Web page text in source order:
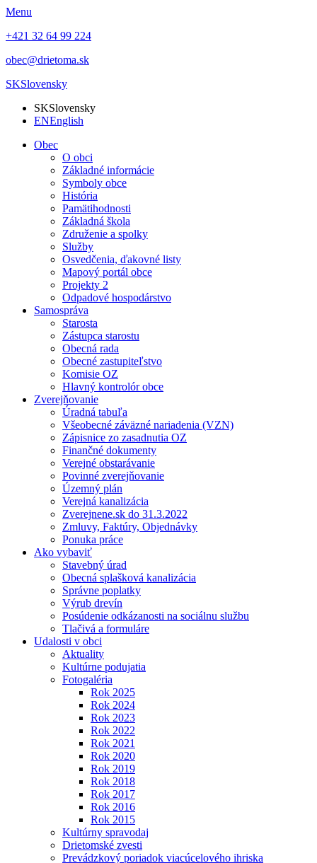
Menu
+421 32 64 99 224
obec@drietoma.sk
SKSlovensky
SKSlovensky
ENEnglish
Obec
O obci
Základné informácie
Symboly obce
História
Pamätihodnosti
Základná škola
Združenie a spolky
Služby
Osvedčenia, ďakovné listy
Mapový portál obce
Projekty 2
Odpadové hospodárstvo
Samospráva
Starosta
Zástupca starostu
Obecná rada
Obecné zastupiteľstvo
Komisie OZ
Hlavný kontrolór obce
Zverejňovanie
Úradná tabuľa
Všeobecné záväzné nariadenia (VZN)
Zápisnice zo zasadnutia OZ
Finančné dokumenty
Verejné obstarávanie
Povinné zverejňovanie
Územný plán
Verejná kanalizácia
Zverejnene.sk do 31.3.2022
Zmluvy, Faktúry, Objednávky
Ponuka práce
Ako vybaviť
Stavebný úrad
Obecná splašková kanalizácia
Správne poplatky
Výrub drevín
Posúdenie odkázanosti na sociálnu službu
Tlačivá a formuláre
Udalosti v obci
Aktuality
Kultúrne podujatia
Fotogaléria
Rok 2025
Rok 2024
Rok 2023
Rok 2022
Rok 2021
Rok 2020
Rok 2019
Rok 2018
Rok 2017
Rok 2016
Rok 2015
Kultúrny spravodaj
Drietomské zvesti
Prevádzkový poriadok viacúcelového ihriska